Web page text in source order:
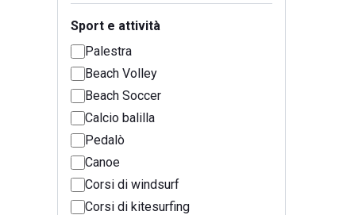
Sport e attività
Palestra
Beach Volley
Beach Soccer
Calcio balilla
Pedalò
Canoe
Corsi di windsurf
Corsi di kitesurfing